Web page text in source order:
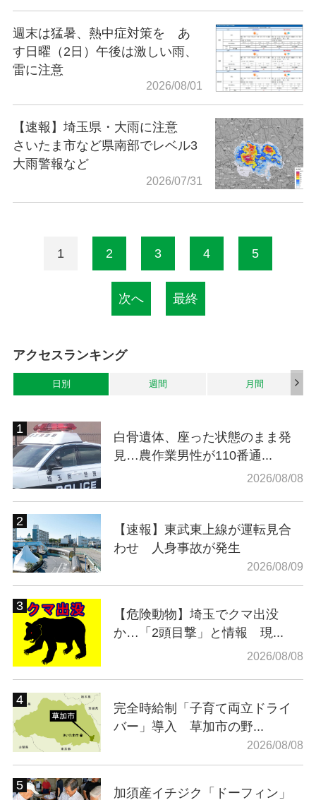
週末は猛暑、熱中症対策を あ
す日曜（2日）午後は激しい雨、
雷に注意
2026/08/01
【速報】埼玉県・大雨に注意
さいたま市など県南部でレベル3
大雨警報など
2026/07/31
1 2 3 4 5
次へ 最終
アクセスランキング
日別 週間 月間
白骨遺体、座った状態のまま発
見…農作業男性が110番通...
2026/08/08
【速報】東武東上線が運転見合
わせ 人身事故が発生
2026/08/09
【危険動物】埼玉でクマ出没
か…「2頭目撃」と情報 現...
2026/08/08
完全時給制「子育て両立ドライ
バー」導入 草加市の野...
2026/08/08
加須産イチジク「ドーフィン」